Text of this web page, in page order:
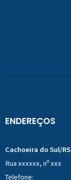
ENDEREÇOS
Cachoeira do Sul/RS
Rua xxxxxx, nº xxx
Telefone: